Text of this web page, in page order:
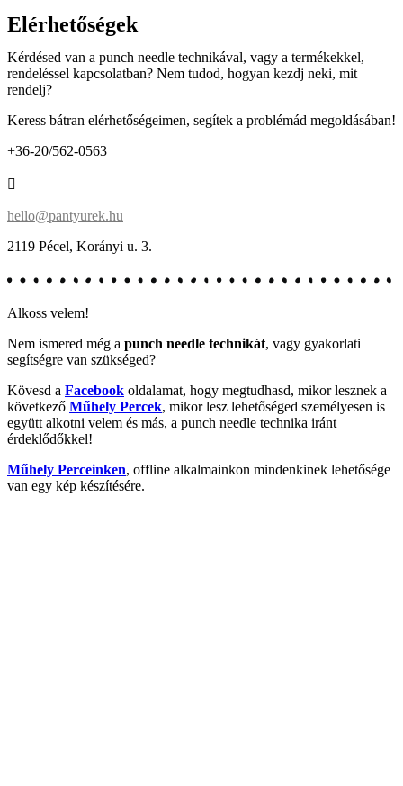
Elérhetőségek
Kérdésed van a punch needle technikával, vagy a termékekkel,
rendeléssel kapcsolatban? Nem tudod, hogyan kezdj neki, mit
rendelj?
Keress bátran elérhetőségeimen, segítek a problémád megoldásában!
+36-20/562-0563
hello@pantyurek.hu
2119 Pécel, Korányi u. 3.
Alkoss velem!
Nem ismered még a punch needle technikát, vagy gyakorlati
segítségre van szükséged?
Kövesd a Facebook oldalamat, hogy megtudhasd, mikor lesznek a
következő Műhely Percek, mikor lesz lehetőséged személyesen is
együtt alkotni velem és más, a punch needle technika iránt
érdeklődőkkel!
Műhely Perceinken, offline alkalmainkon mindenkinek lehetősége
van egy kép készítésére.